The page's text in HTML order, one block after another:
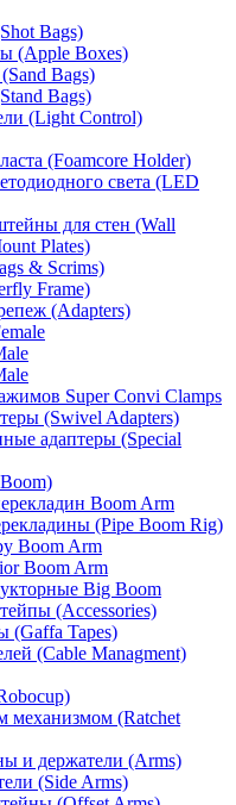
Bags)
(Apple Boxes)
Bags)
Bags)
(Light Control)
(Foamcore Holder)
света (LED
для стен (Wall
Plates)
& Scrims)
Frame)
(Adapters)
Super Convi Clamps
(Swivel Adapters)
адаптеры (Special
Boom Arm
(Pipe Boom Rig)
Boom Arm
Boom Arm
Big Boom
(Accessories)
(Gaffa Tapes)
(Cable Managment)
механизмом (Ratchet
и держатели (Arms)
(Side Arms)